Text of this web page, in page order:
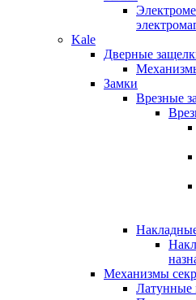
Kale
Дверные
Замки
Врезные
Механизмы
Латунные